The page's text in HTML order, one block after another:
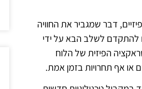
דבר שמגביר את החוויה
להתקדם לשלב הבא על ידי
הפיזית של הלוח
או אף תחרויות בזמן אמת.